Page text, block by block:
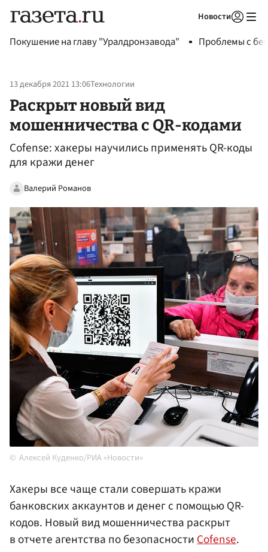
Новости
Покушение на главу "Уралдронзавода" Проблемы с
13 декабря 2021 13:06Технологии
Раскрыт новый вид
мошенничества с QR-кодами
Cofense: хакеры научились применять QR-коды
для кражи денег
Валерий Романов
Алексей Куденко/РИА «Новости»
Хакеры все чаще стали совершать кражи
банковских аккаунтов и денег с помощью QR-
кодов. Новый вид мошенничества раскрыт
в отчете агентства по безопасностиCofense.